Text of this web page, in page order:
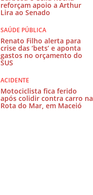
reforçam apoio a Arthur
Lira ao Senado
SAÚDE PÚBLICA
Renato Filho alerta para
crise das ‘bets’ e aponta
gastos no orçamento do
SUS
ACIDENTE
Motociclista fica ferido
após colidir contra carro na
Rota do Mar, em Maceió